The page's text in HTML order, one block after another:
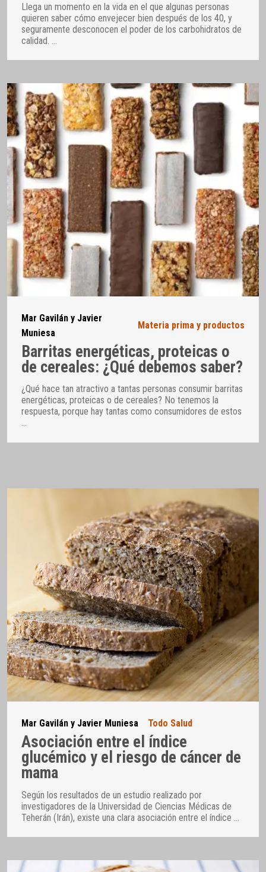
Llega un momento en la vida en el que algunas personas
quieren saber cómo envejecer bien después de los 40, y
seguramente desconocen el poder de los carbohidratos de
calidad.
Mar Gavilán y Javier
Muniesa
Materia prima y productos
Barritas energéticas, proteicas o
de cereales: ¿Qué debemos saber?
¿Qué hace tan atractivo a tantas personas consumir barritas
energéticas, proteicas o de cereales? No tenemos la
respuesta, porque hay tantas como consumidores de estos
…
Mar Gavilán y Javier Muniesa Todo Salud
Asociación entre el índice
glucémico y el riesgo de cáncer de
mama
Según los resultados de un estudio realizado por
investigadores de la Universidad de Ciencias Médicas de
Teherán (Irán), existe una clara asociación entre el índice